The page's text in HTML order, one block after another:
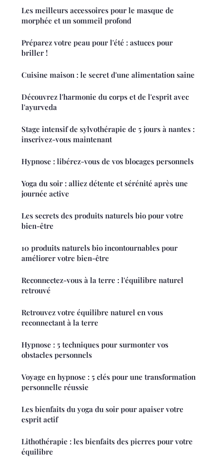
Les meilleurs accessoires pour le masque de
morphée et un sommeil profond
Préparez votre peau pour l'été : astuces pour
briller !
Cuisine maison : le secret d'une alimentation saine
Découvrez l'harmonie du corps et de l'esprit avec
l'ayurveda
Stage intensif de sylvothérapie de 5 jours à nantes :
inscrivez-vous maintenant
Hypnose : libérez-vous de vos blocages personnels
Yoga du soir : alliez détente et sérénité après une
journée active
Les secrets des produits naturels bio pour votre
bien-être
10 produits naturels bio incontournables pour
améliorer votre bien-être
Reconnectez-vous à la terre : l'équilibre naturel
retrouvé
Retrouvez votre équilibre naturel en vous
reconnectant à la terre
Hypnose : 5 techniques pour surmonter vos
obstacles personnels
Voyage en hypnose : 5 clés pour une transformation
personnelle réussie
Les bienfaits du yoga du soir pour apaiser votre
esprit actif
Lithothérapie : les bienfaits des pierres pour votre
équilibre